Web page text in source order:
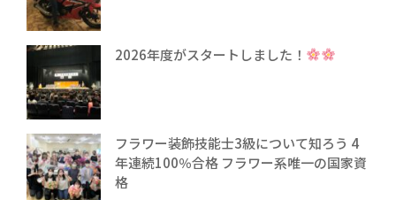
2026年度がスタートしました！
フラワー装飾技能士3級について知ろう 4
年連続100％合格 フラワー系唯一の国家資
格